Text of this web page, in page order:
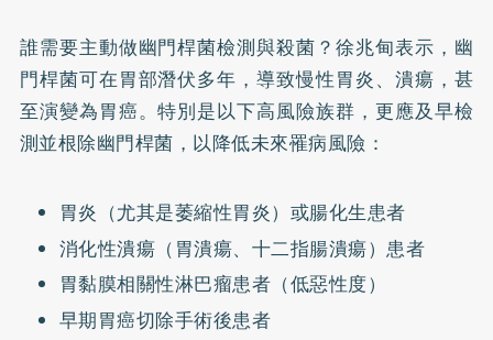
誰需要主動做幽門桿菌檢測與殺菌？徐兆甸表示，幽
門桿菌可在胃部潛伏多年，導致慢性胃炎、潰瘍，甚
至演變為胃癌。特別是以下高風險族群，更應及早檢
測並根除幽門桿菌，以降低未來罹病風險：
胃炎（尤其是萎縮性胃炎）或腸化生患者
消化性潰瘍（胃潰瘍、十二指腸潰瘍）患者
胃黏膜相關性淋巴瘤患者（低惡性度）
早期胃癌切除手術後患者